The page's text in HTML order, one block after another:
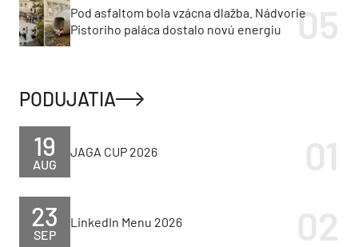
Pod asfaltom bola vzácna dlažba. Nádvorie
Pistoriho paláca dostalo novú energiu
PODUJATIA
AUG
19 JAGA CUP 2026
SEP
23 LinkedIn Menu 2026